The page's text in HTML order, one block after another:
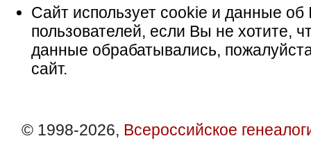
Сайт использует cookie и данные об
пользователей, если Вы не хотите,
данные обрабатывались,
сайт.
© 1998-2026, Всероссийское